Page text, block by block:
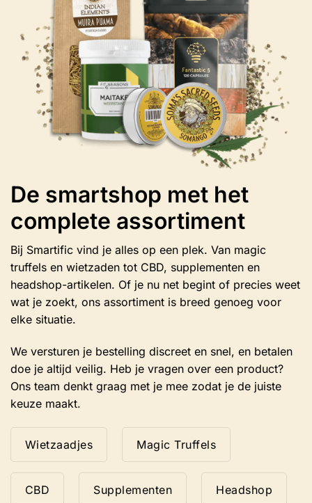
de
productpagina
De smartshop met het
complete assortiment
Bij Smartific vind je alles op een plek. Van magic
truffels en wietzaden tot CBD, supplementen en
headshop-artikelen. Of je nu net begint of precies weet
wat je zoekt, ons assortiment is breed genoeg voor
elke situatie.
We versturen je bestelling discreet en snel, en betalen
doe je altijd veilig. Heb je vragen over een product?
Ons team denkt graag met je mee zodat je de juiste
keuze maakt.
Wietzaadjes Magic Truffels
CBD Supplementen Headshop